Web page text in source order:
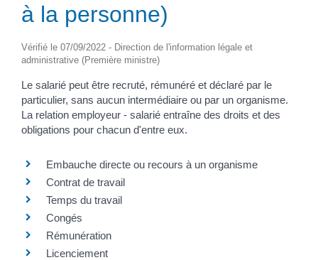
à la personne)
Vérifié le 07/09/2022 - Direction de l'information légale et
administrative (Première ministre)
Le salarié peut être recruté, rémunéré et déclaré par le
particulier, sans aucun intermédiaire ou par un organisme.
La relation employeur - salarié entraîne des droits et des
obligations pour chacun d'entre eux.
Embauche directe ou recours à un organisme
Contrat de travail
Temps du travail
Congés
Rémunération
Licenciement